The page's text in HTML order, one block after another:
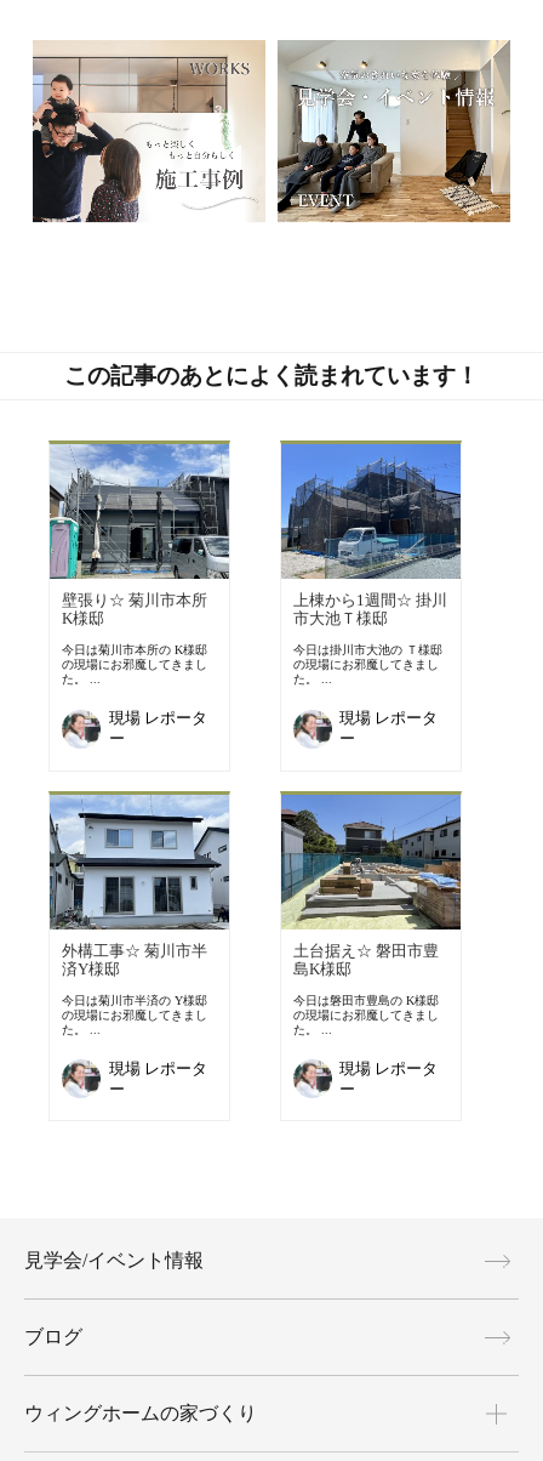
この記事のあとによく読まれています！
壁張り☆ 菊川市本所
K様邸
今日は菊川市本所の K様邸
の現場にお邪魔してきまし
た。 ...
現場 レポータ
ー
上棟から1週間☆ 掛川
市大池Ｔ様邸
今日は掛川市大池の Ｔ様邸
の現場にお邪魔してきまし
た。 ...
現場 レポータ
ー
外構工事☆ 菊川市半
済Y様邸
今日は菊川市半済の Y様邸
の現場にお邪魔してきまし
た。 ...
現場 レポータ
ー
土台据え☆ 磐田市豊
島K様邸
今日は磐田市豊島の K様邸
の現場にお邪魔してきまし
た。 ...
現場 レポータ
ー
見学会/イベント情報
ブログ
ウィングホームの家づくり